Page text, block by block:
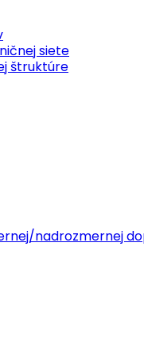
siete
štruktúre
nadrozmernej